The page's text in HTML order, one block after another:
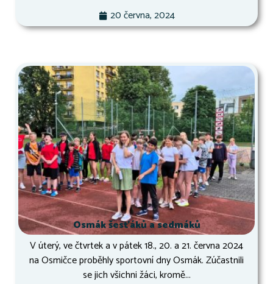
20 června, 2024
Osmák šesťáků a sedmáků
V úterý, ve čtvrtek a v pátek 18., 20. a 21. června 2024
na Osmičce proběhly sportovní dny Osmák. Zúčastnili
se jich všichni žáci, kromě...